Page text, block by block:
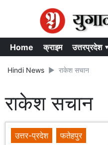
Home क्राइम उत्तरप्रदेश
Hindi News राकेश सचान
राकेश सचान
उत्तर-प्रदेश
फतेहपुर